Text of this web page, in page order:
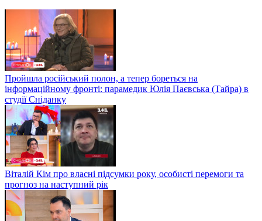
Пройшла російський полон, а тепер бореться на
інформаційному фронті: парамедик Юлія Паєвська (Тайра) в
студії Сніданку
Віталій Кім про власні підсумки року, особисті перемоги та
прогноз на наступний рік